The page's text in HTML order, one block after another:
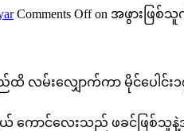
Comments Offon အဖွားဖြစ်
ထိ လမ်းလျှောက်ကာ မိုင်ပေါ
ာင်လေးသည် ဖခင်ဖြစ်သူနဲ့အ